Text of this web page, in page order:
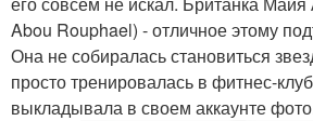
Abou Rouphael) - отличное этому
Она не собиралась становиться
просто тренировалась в фитнес-
выкладывала в своем аккаунте